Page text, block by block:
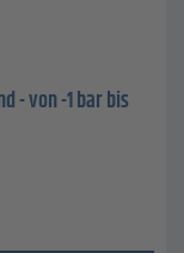
- von -1 bar bis